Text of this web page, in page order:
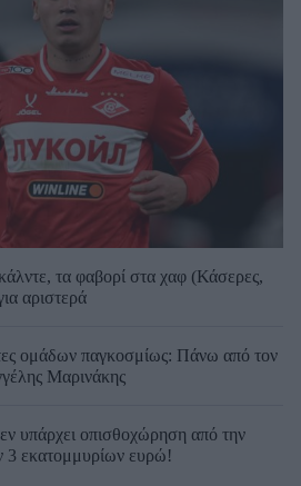
τα φαβορί στα χαφ (Κάσερες,
αριστερά
ομάδων παγκοσμίως: Πάνω από τον
Μαρινάκης
υπάρχει οπισθοχώρηση από την
3 εκατομμυρίων ευρώ!